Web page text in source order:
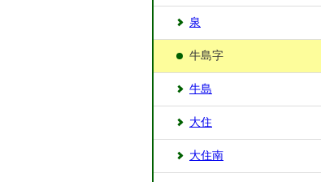
泉
牛島字
牛島
大住
大住南